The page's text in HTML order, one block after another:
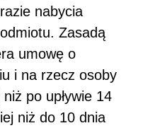
nabycia
Zasadą
umowę o
i na rzecz osoby
po upływie 14
niż do 10 dnia